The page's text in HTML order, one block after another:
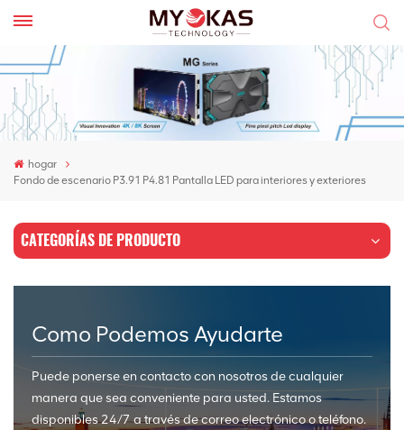
hogar
Fondo de escenario P3.91 P4.81 Pantalla LED para interiores y exteriores
CATEGORÍAS DE PRODUCTO
Como Podemos Ayudarte
Puede ponerse en contacto con nosotros de cualquier
manera que sea conveniente para usted. Estamos
disponibles 24/7 a través de correo electrónico o teléfono.